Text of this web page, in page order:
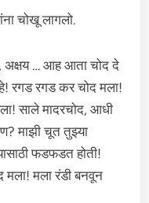
चोखू लागलो.
अक्षय … आह आता चोद दे
रगड रगड कर चोद मला!
साले मादरचोद, आधी
माझी चूत तुझ्या
फडफडत होती!
मला रंडी बनवून